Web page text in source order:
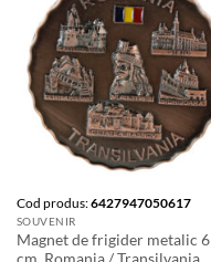
Cod produs:6427947050617
SOUVENIR
Magnet de frigider metalic 6
cm, Romania / Transilvania